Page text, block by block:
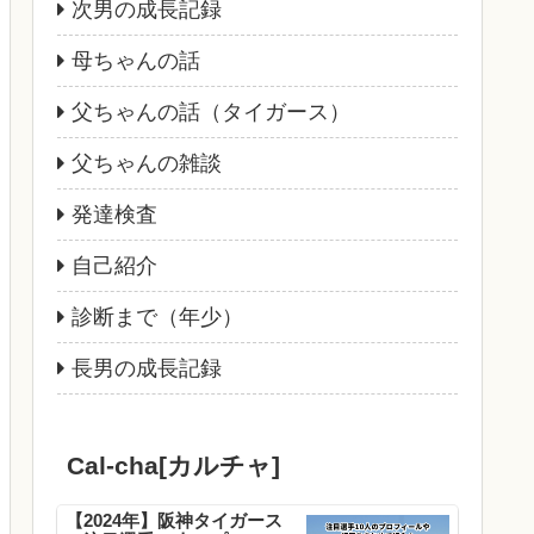
次男の成長記録
母ちゃんの話
父ちゃんの話（タイガース）
父ちゃんの雑談
発達検査
自己紹介
診断まで（年少）
長男の成長記録
Cal-cha[カルチャ]
【2024年】阪神タイガース